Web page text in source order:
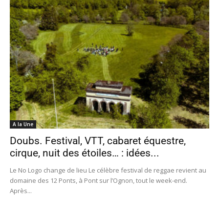
A la Une
Doubs. Festival, VTT, cabaret équestre,
cirque, nuit des étoiles… : idées...
Le No Logo change de lieu Le célèbre festival de reggae revient au
domaine des 12 Ponts, à Pont sur l’Ognon, tout le week-end.
Après...